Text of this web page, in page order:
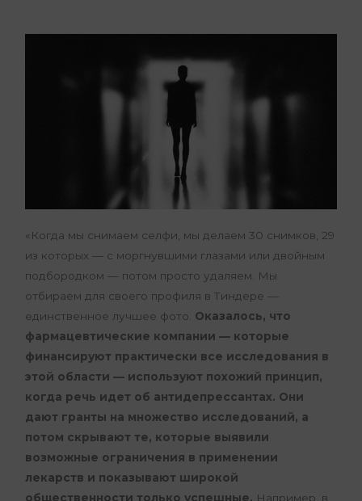
«Когда мы снимаем селфи, мы делаем 30 снимков, 29
из которых — с моргнувшими глазами или двойным
подбородком — потом просто удаляем. Мы
отбираем для своего профиля в Тиндере —
единственное лучшее фото. Оказалось, что
фармацевтические компании — которые
финансируют практически все исследования в
этой области — используют похожий принцип,
когда речь идет об антидепрессантах. Они
дают гранты на множество исследований, а
потом скрывают те, которые выявили
возможные ограничения в применении
лекарств и показывают широкой
общественности только успешные. Например, в